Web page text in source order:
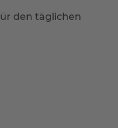
den täglichen